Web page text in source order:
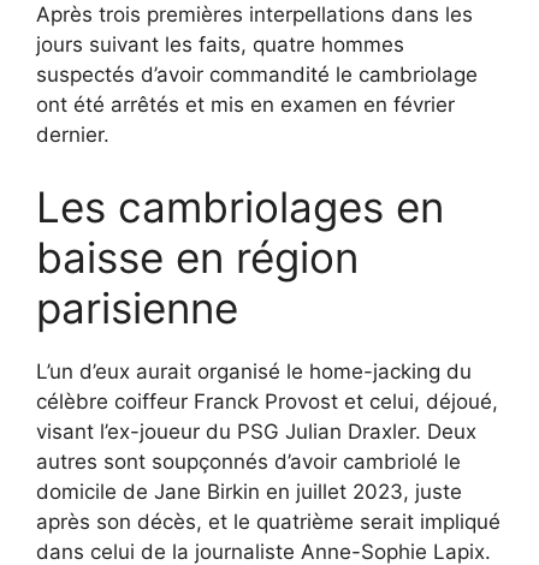
Après trois premières interpellations dans les
jours suivant les faits, quatre hommes
suspectés d’avoir commandité le cambriolage
ont été arrêtés et mis en examen en février
dernier.
Les cambriolages en
baisse en région
parisienne
L’un d’eux aurait organisé le home-jacking du
célèbre coiffeur Franck Provost et celui, déjoué,
visant l’ex-joueur du PSG Julian Draxler. Deux
autres sont soupçonnés d’avoir cambriolé le
domicile de Jane Birkin en juillet 2023, juste
après son décès, et le quatrième serait impliqué
dans celui de la journaliste Anne-Sophie Lapix.